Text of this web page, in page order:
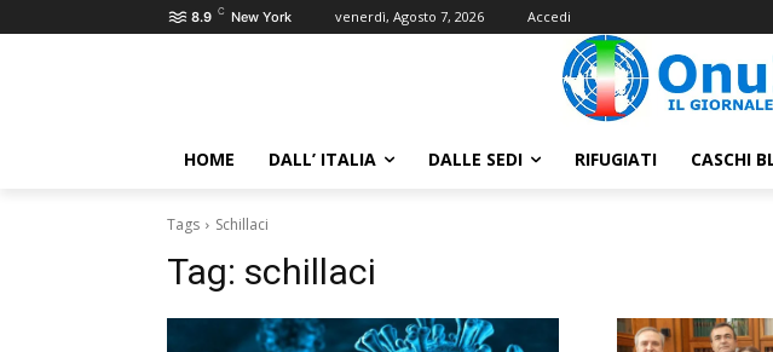
8.9 C New York venerdì, Agosto 7, 2026 Accedi
HOME DALL’ ITALIA DALLE SEDI RIFUGIATI CASCHI
Tags Schillaci
Tag: schillaci